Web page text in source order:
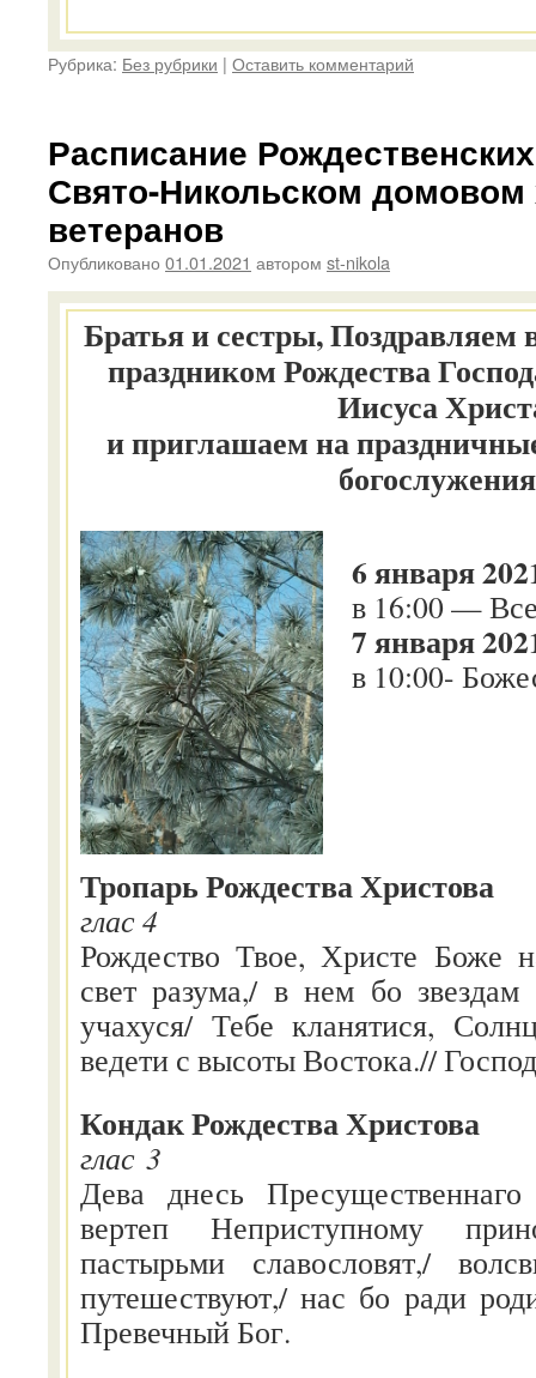
Рубрика: Без рубрики | Оставить комментарий
Расписание
Свято-Никольском
ветеранов
Опубликовано 01.01.2021 автором st-nikola
Братья и сестры,
праздником Рождества
Иисуса
и приглашаем на
6 января
в 16:00 —
7 января
в 10:00-
Тропарь Рождества Христова
глас 4
Рождество Твое, Христе Боже
свет разума,/ в нем бо
учахуся/ Тебе кланятися,
ведети с высоты Востока.//
Кондак Рождества Христова
глас 3
Дева днесь
вертеп Неприступному
пастырьми славословят,/
путешествуют,/ нас бо ради
Превечный Бог.